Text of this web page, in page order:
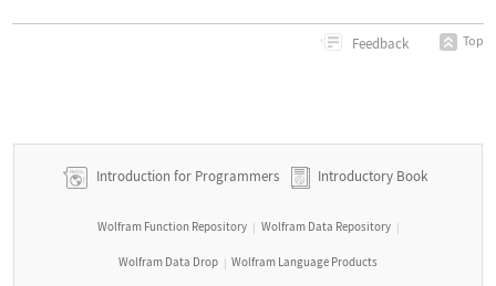
Feedback Top
Introduction for Programmers Introductory Book
Wolfram Function Repository | Wolfram Data Repository |
Wolfram Data Drop | Wolfram Language Products